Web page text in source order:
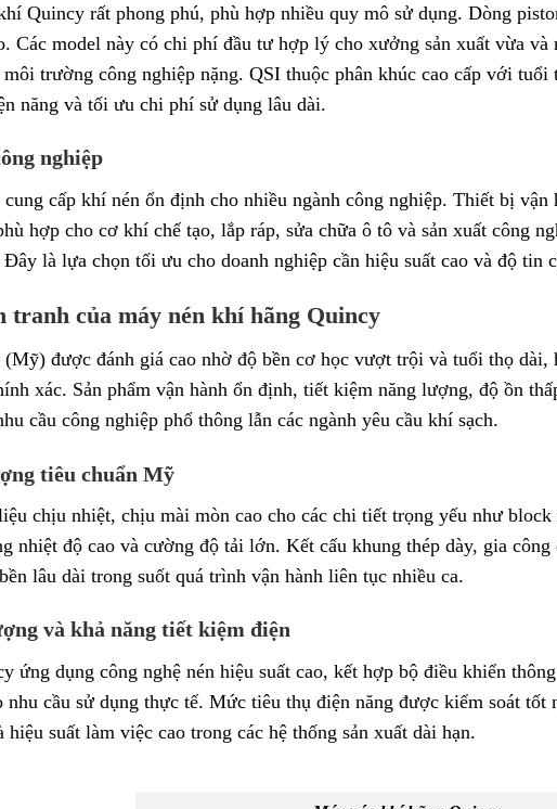
Quincy rất phong phú, phù hợp nhiều quy mô sử dụng. Dòng
Các model này có chi phí đầu tư hợp lý cho xưởng sản xuất vừa
trường công nghiệp nặng. QSI thuộc phân khúc cao cấp với
năng và tối ưu chi phí sử dụng lâu dài.
nghiệp
cấp khí nén ổn định cho nhiều ngành công nghiệp. Thiết bị
hợp cho cơ khí chế tạo, lắp ráp, sửa chữa ô tô và sản xuất công
là lựa chọn tối ưu cho doanh nghiệp cần hiệu suất cao và độ tin
tranh của máy nén khí hãng Quincy
được đánh giá cao nhờ độ bền cơ học vượt trội và tuổi thọ dài,
xác. Sản phẩm vận hành ổn định, tiết kiệm năng lượng, độ ồn
cầu công nghiệp phổ thông lẫn các ngành yêu cầu khí sạch.
tiêu chuẩn Mỹ
chịu nhiệt, chịu mài mòn cao cho các chi tiết trọng yếu như
nhiệt độ cao và cường độ tải lớn. Kết cấu khung thép dày, gia
lâu dài trong suốt quá trình vận hành liên tục nhiều ca.
và khả năng tiết kiệm điện
ứng dụng công nghệ nén hiệu suất cao, kết hợp bộ điều khiển
cầu sử dụng thực tế. Mức tiêu thụ điện năng được kiểm soát
suất làm việc cao trong các hệ thống sản xuất dài hạn.